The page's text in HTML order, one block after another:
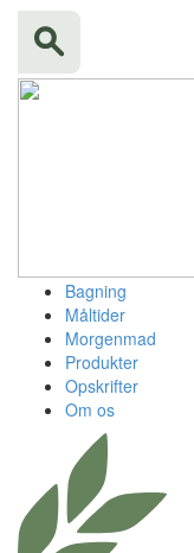
Bagning
Måltider
Morgenmad
Produkter
Opskrifter
Om os